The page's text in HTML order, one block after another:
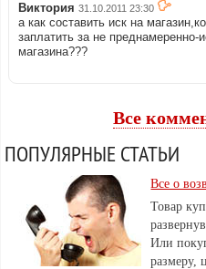
Виктория 31.10.2011 23:30
а как составить иск на
заплатить за не преднамеренно-
магазина???
Все
ПОПУЛЯРНЫЕ СТАТЬИ
Все о
Товар
Или
размеру,